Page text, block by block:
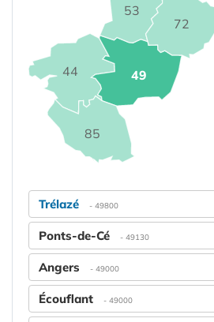
44 49
53
72
85
Trélazé - 49800
Ponts-de-Cé - 49130
Angers - 49000
Écouflant - 49000